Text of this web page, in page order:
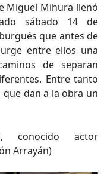
Miguel Mihura llenó
sábado 14 de
que antes de
entre ellos una
de separan
Entre tanto
dan a la obra un
conocido actor
Arrayán)